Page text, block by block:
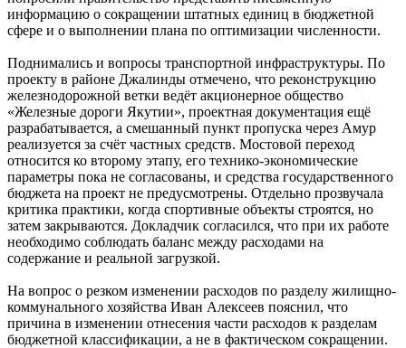
информацию о сокращении штатных единиц в бюджетной
сфере и о выполнении плана по оптимизации численности.
Поднимались и вопросы транспортной инфраструктуры. По
проекту в районе Джалинды отмечено, что реконструкцию
железнодорожной ветки ведёт акционерное общество
«Железные дороги Якутии», проектная документация ещё
разрабатывается, а смешанный пункт пропуска через Амур
реализуется за счёт частных средств. Мостовой переход
относится ко второму этапу, его технико-экономические
параметры пока не согласованы, и средства государственного
бюджета на проект не предусмотрены. Отдельно прозвучала
критика практики, когда спортивные объекты строятся, но
затем закрываются. Докладчик согласился, что при их работе
необходимо соблюдать баланс между расходами на
содержание и реальной загрузкой.
На вопрос о резком изменении расходов по разделу жилищно-
коммунального хозяйства Иван Алексеев пояснил, что
причина в изменении отнесения части расходов к разделам
бюджетной классификации, а не в фактическом сокращении.